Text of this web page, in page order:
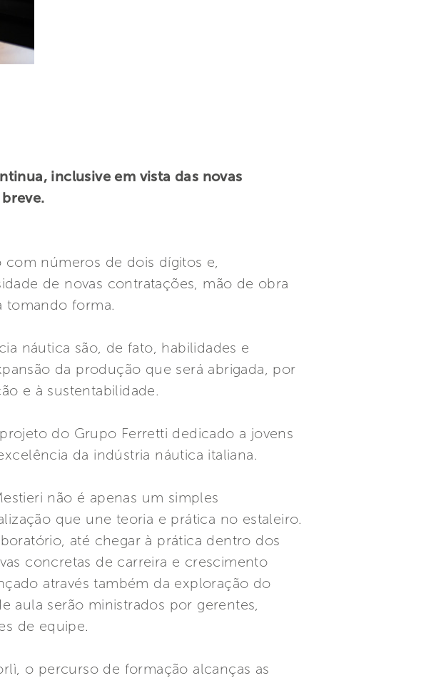
inclusive em vista das novas
números de dois dígitos e,
de novas contratações, mão de obra
tomando forma.
náutica são, de fato, habilidades e
da produção que será abrigada, por
e à sustentabilidade.
do Grupo Ferretti dedicado a jovens
da indústria náutica italiana.
não é apenas um simples
que une teoria e prática no estaleiro.
até chegar à prática dentro dos
concretas de carreira e crescimento
através também da exploração do
serão ministrados por gerentes,
de equipe.
o percurso de formação alcanças as